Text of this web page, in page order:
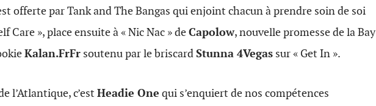
offerte par Tank and The Bangas qui enjoint chacun à prendre soin de soi
Care », place ensuite à « Nic Nac » deCapolow, nouvelle promesse de la Bay
Kalan.FrFr soutenu par le briscardStunna 4Vegas sur « Get In ».
l’Atlantique, c’est Headie One qui s’enquiert de nos compétences